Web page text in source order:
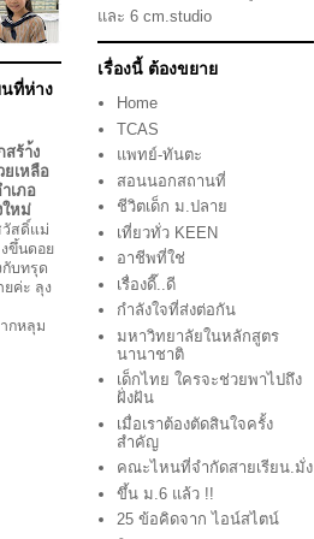
นที่ห่าง
สร้า้ง
เหลือ
เภอ
ใหม่
สดิ์แม่
ขึ้นดอย
กับทรุด
ยค่ะ ลุง
กหลุม
และ 6 cm.studio
เรื่องนี้ ต้องขยาย
Home
TCAS
แพทย์-ทันตะ
สอนนอกสถานที่
ชีวิตเด็ก ม.ปลาย
เที่ยวทั่ว KEEN
อาชีพที่ใช่
เรื่องดี๊..ดี
กำลังใจที่ส่งต่อกัน
มหาวิทยาลัยในหลักสูตร
นานาชาติ
เด็กไทย ใครจะช่วยพาไปถึง
ฝั่งฝัน
เมื่อเราต้องตัดสินใจครั้ง
สำคัญ
คณะไหนที่จำกัดสายเรียน.มั่ง
ขึ้น ม.6 แล้ว !!
25 ข้อคิดจาก ไอน์สไตน์